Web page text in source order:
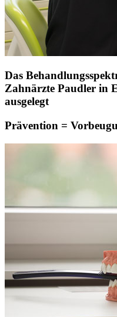
Das
Zahnärzte Paudler in
ausgelegt
Prävention =